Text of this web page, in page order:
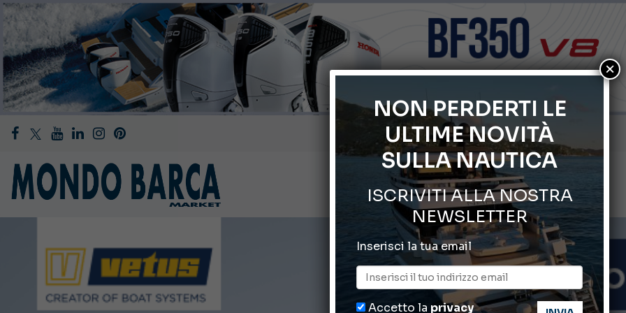
Gommoni Callegari acquisisce Geniuss
66° Salone Nautico Internazionale di Genova
Svelati i Mondiali di Wakeboard 2026
Cannes Yachting Festival 2026: tutte le novità attese a
Montecristo Yachting, l’orologio per il diportista
NON PERDERTI LE
ULTIME NOVITÀ
SULLA NAUTICA
ISCRIVITI ALLA NOSTRA
NEWSLETTER
Inserisci la tua email
Accetto la privacy
×